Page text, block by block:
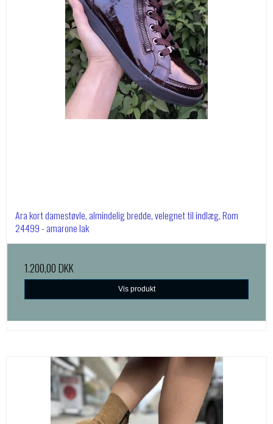
Ara kort damestøvle, almindelig bredde, velegnet til indlæg, Rom
24499 - amarone lak
1.200,00 DKK
Vis produkt